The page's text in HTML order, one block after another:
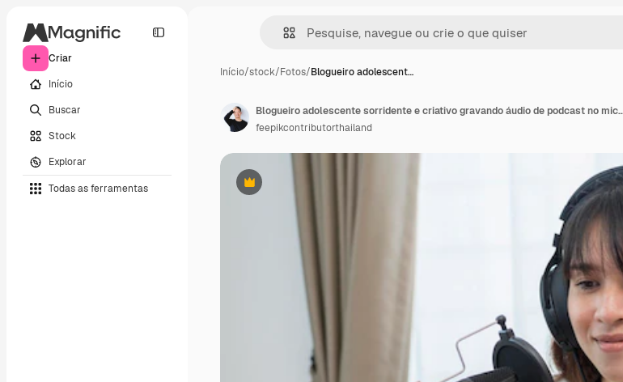
Criar
Início
Buscar
Stock
Explorar
Todas as ferramentas
Início/stock/Fotos/Blogueiro adolescent…
Premium
Blogueiro adolescente sorridente e criativo gravando áudio
feepikcontributorthailand